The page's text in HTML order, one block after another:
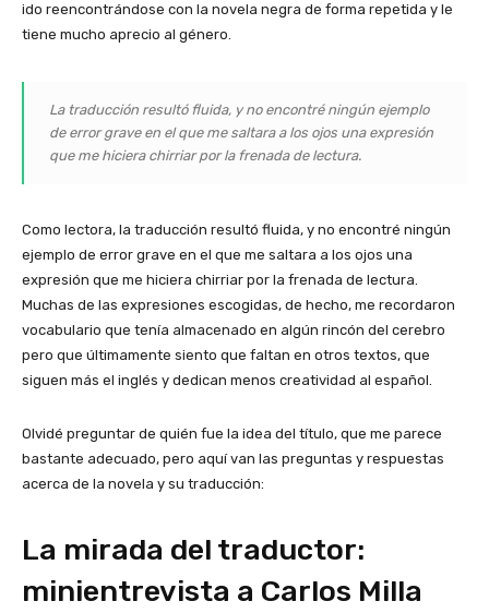
ido reencontrándose con la novela negra de forma repetida y le
tiene mucho aprecio al género.
La traducción resultó fluida, y no encontré ningún ejemplo
de error grave en el que me saltara a los ojos una expresión
que me hiciera chirriar por la frenada de lectura.
Como lectora, la traducción resultó fluida, y no encontré ningún
ejemplo de error grave en el que me saltara a los ojos una
expresión que me hiciera chirriar por la frenada de lectura.
Muchas de las expresiones escogidas, de hecho, me recordaron
vocabulario que tenía almacenado en algún rincón del cerebro
pero que últimamente siento que faltan en otros textos, que
siguen más el inglés y dedican menos creatividad al español.
Olvidé preguntar de quién fue la idea del título, que me parece
bastante adecuado, pero aquí van las preguntas y respuestas
acerca de la novela y su traducción:
La mirada del traductor:
minientrevista a Carlos Milla